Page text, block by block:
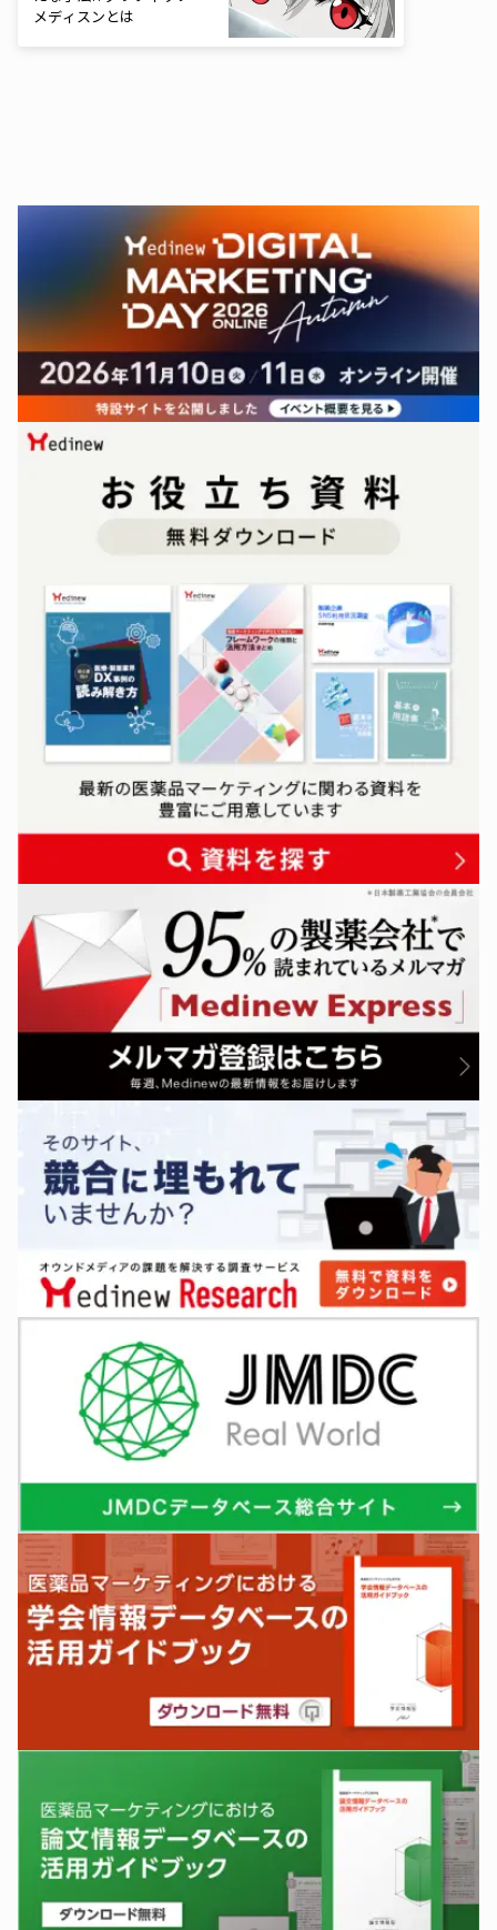
メディスンとは